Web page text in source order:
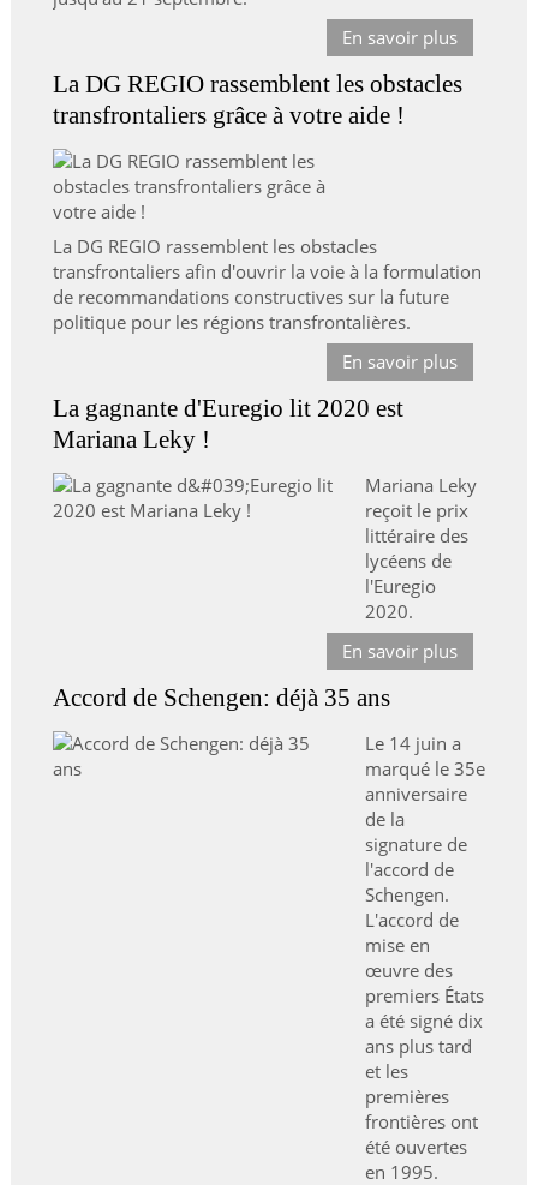
En savoir plus
La DG REGIO rassemblent les obstacles
transfrontaliers grâce à votre aide !
La DG REGIO rassemblent les obstacles
transfrontaliers afin d'ouvrir la voie à la formulation
de recommandations constructives sur la future
politique pour les régions transfrontalières.
En savoir plus
La gagnante d'Euregio lit 2020 est
Mariana Leky !
Mariana Leky
reçoit le prix
littéraire des
lycéens de
l'Euregio
2020.
En savoir plus
Accord de Schengen: déjà 35 ans
Le 14 juin a
marqué le 35e
anniversaire
de la
signature de
l'accord de
Schengen.
L'accord de
mise en
œuvre des
premiers États
a été signé dix
ans plus tard
et les
premières
frontières ont
été ouvertes
en 1995.